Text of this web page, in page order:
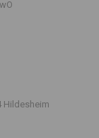
Hildesheim